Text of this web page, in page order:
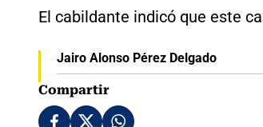
El cabildante indicó que este
Jairo Alonso Pérez Delgado
Compartir